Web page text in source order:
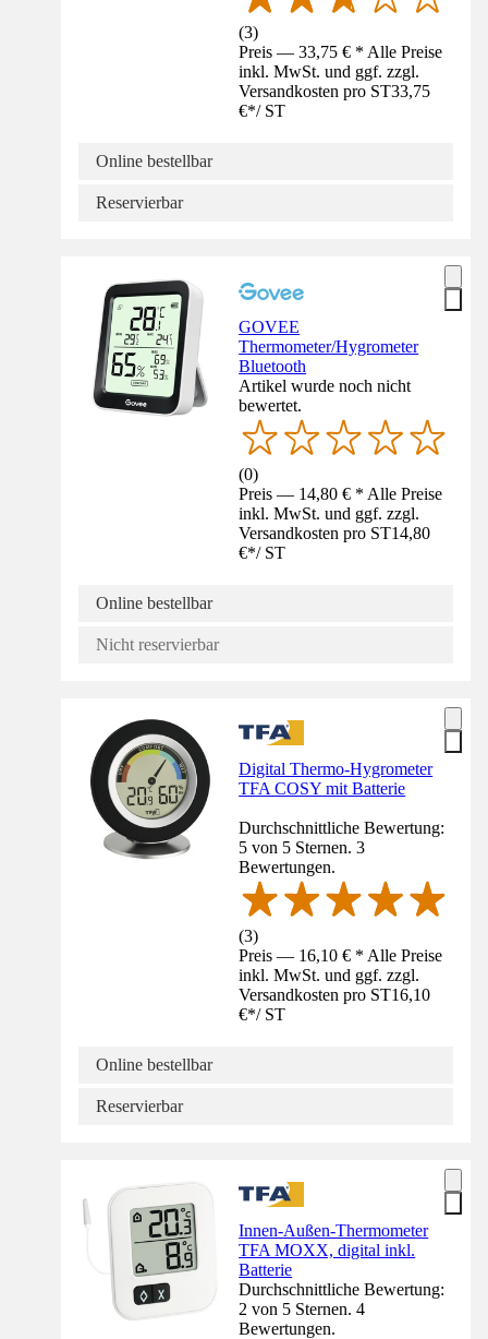
(3)
Preis — 33,75 € * Alle Preise
inkl. MwSt. und ggf. zzgl.
Versandkosten pro ST33,75
€*/ ST
Online bestellbar
Reservierbar
GOVEE
Thermometer/Hygrometer
Bluetooth
Artikel wurde noch nicht
bewertet.
(0)
Preis — 14,80 € * Alle Preise
inkl. MwSt. und ggf. zzgl.
Versandkosten pro ST14,80
€*/ ST
Online bestellbar
Nicht reservierbar
Digital Thermo-Hygrometer
TFA COSY mit Batterie
Durchschnittliche Bewertung:
5 von 5 Sternen. 3
Bewertungen.
(3)
Preis — 16,10 € * Alle Preise
inkl. MwSt. und ggf. zzgl.
Versandkosten pro ST16,10
€*/ ST
Online bestellbar
Reservierbar
Innen-Außen-Thermometer
TFA MOXX, digital inkl.
Batterie
Durchschnittliche Bewertung:
2 von 5 Sternen. 4
Bewertungen.